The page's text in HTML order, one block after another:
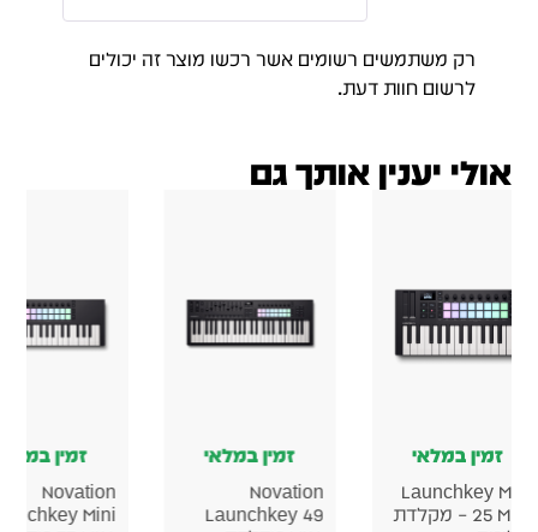
רק משתמשים רשומים אשר רכשו מוצר זה יכולים
לרשום חוות דעת.
אולי יענין אותך גם
זמין במלאי
Launchkey
25 MK4 – מקלדת
זמין במלאי
Novation
Launchkey 49
זמין במלאי
Novation
Launchkey Mini